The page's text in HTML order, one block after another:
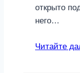
открыто
него…
Читайте